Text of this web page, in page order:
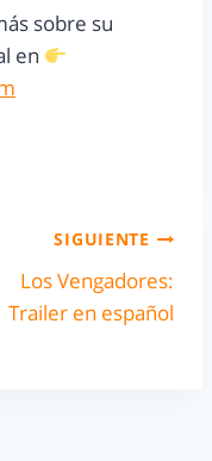
sobre su
en
SIGUIENTE
Los Vengadores:
Trailer en español